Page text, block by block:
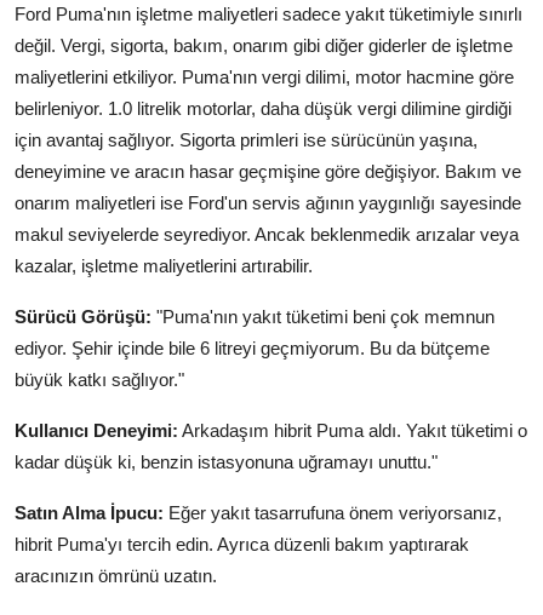
Ford Puma'nın işletme maliyetleri sadece yakıt tüketimiyle sınırlı
değil. Vergi, sigorta, bakım, onarım gibi diğer giderler de işletme
maliyetlerini etkiliyor. Puma'nın vergi dilimi, motor hacmine göre
belirleniyor. 1.0 litrelik motorlar, daha düşük vergi dilimine girdiği
için avantaj sağlıyor. Sigorta primleri ise sürücünün yaşına,
deneyimine ve aracın hasar geçmişine göre değişiyor. Bakım ve
onarım maliyetleri ise Ford'un servis ağının yaygınlığı sayesinde
makul seviyelerde seyrediyor. Ancak beklenmedik arızalar veya
kazalar, işletme maliyetlerini artırabilir.
Sürücü Görüşü: "Puma'nın yakıt tüketimi beni çok memnun
ediyor. Şehir içinde bile 6 litreyi geçmiyorum. Bu da bütçeme
büyük katkı sağlıyor."
Kullanıcı Deneyimi: Arkadaşım hibrit Puma aldı. Yakıt tüketimi o
kadar düşük ki, benzin istasyonuna uğramayı unuttu."
Satın Alma İpucu: Eğer yakıt tasarrufuna önem veriyorsanız,
hibrit Puma'yı tercih edin. Ayrıca düzenli bakım yaptırarak
aracınızın ömrünü uzatın.